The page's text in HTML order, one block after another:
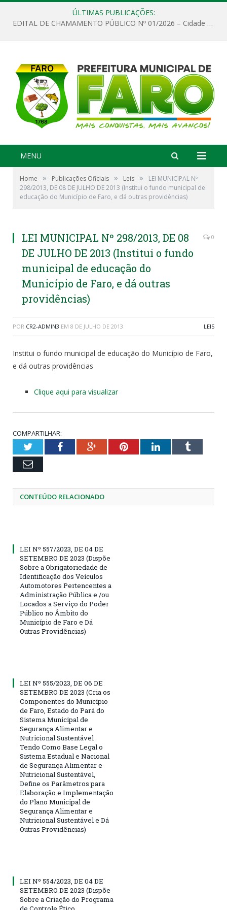
ÚLTIMAS PUBLICAÇÕES:
EDITAL DE CHAMAMENTO PÚBLICO Nº 01/2026 – Cidade de Faro
MENU
Home » Publicações Oficiais » Leis »
LEI MUNICIPAL Nº
298/2013, DE 08 DE JULHO DE 2013 (Institui o fundo municipal de
educação do Município de Faro, e dá outras providências)
LEI MUNICIPAL Nº 298/2013, DE 08
DE JULHO DE 2013 (Institui o fundo
municipal de educação do
Município de Faro, e dá outras
providências)
0
POR CR2-ADMIN3 EM 8 DE JULHO DE 2013 LEIS
Institui o fundo municipal de educação do Município de Faro,
e dá outras providências
Clique aqui para visualizar
COMPARTILHAR:
TwitterFacebookGoogle+PinterestLinkedInTumblr
Email
CONTEÚDO RELACIONADO
LEI Nº 557/2023, DE 04 DE
SETEMBRO DE 2023 (Dispõe
Sobre a Obrigatoriedade de
Identificação dos Veículos
Automotores Pertencentes a
Administração Pública e /ou
Locados a Serviço do Poder
Público no Âmbito do
Município de Faro e Dá
Outras Providências)
LEI Nº 555/2023, DE 06 DE
SETEMBRO DE 2023 (Cria os
Componentes do Município
de Faro, Estado do Pará do
Sistema Municipal de
Segurança Alimentar e
Nutricional Sustentável
Tendo Como Base Legal o
Sistema Estadual e Nacional
de Segurança Alimentar e
Nutricional Sustentável,
Define os Parâmetros para
Elaboração e Implementação
do Plano Municipal de
Segurança Alimentar e
Nutricional Sustentável e Dá
Outras Providências)
LEI Nº 554/2023, DE 04 DE
SETEMBRO DE 2023 (Dispõe
Sobre a Criação do Programa